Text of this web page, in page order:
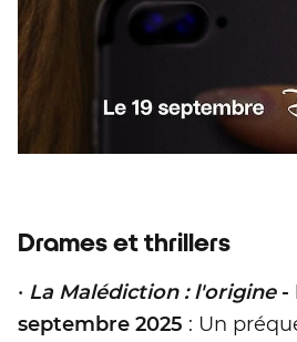
Drames et thrillers
• La Malédiction : l'origine -
septembre 2025 : Un